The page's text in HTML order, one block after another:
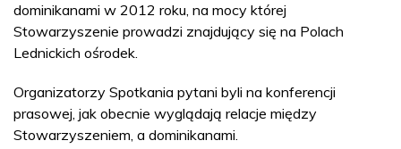
dominikanami w 2012 roku, na mocy której
Stowarzyszenie prowadzi znajdujący się na Polach
Lednickich ośrodek.
Organizatorzy Spotkania pytani byli na konferencji
prasowej, jak obecnie wyglądają relacje między
Stowarzyszeniem, a dominikanami.